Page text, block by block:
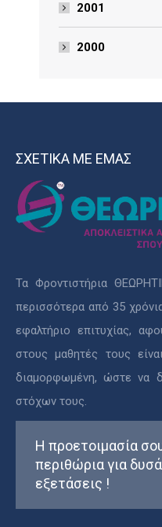
2001
2000
ΣΧΕΤΙΚΑ ΜΕ ΕΜΑΣ
Τα Φροντιστήρια
περισσότερα από 35
εφαλτήριο επιτυχίας,
στους μαθητές τους
διαμορφωμένη, ώστε να
στόχων τους.
Η προετοιμασία
περιθώρια για
εξετάσεις !